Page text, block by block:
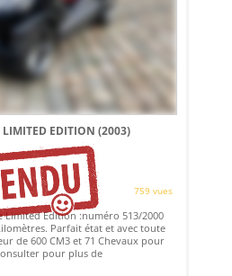
LIMITED EDITION (2003)
759 vues
Limited Edition :numéro 513/2000
Parfait état et avec toute
de 600 CM3 et 71 Chevaux pour
pour plus de